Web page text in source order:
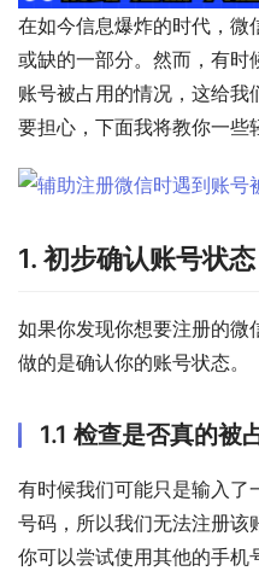
在如今信息爆炸的时代，微
或缺的一部分。然而，有时
账号被占用的情况，这给我
要担心，下面我将教你一些
1. 初步确认账号状态
如果你发现你想要注册的微
做的是确认你的账号状态。
1.1 检查是否真的被
有时候我们可能只是输入了
号码，所以我们无法注册该
你可以尝试使用其他的手机